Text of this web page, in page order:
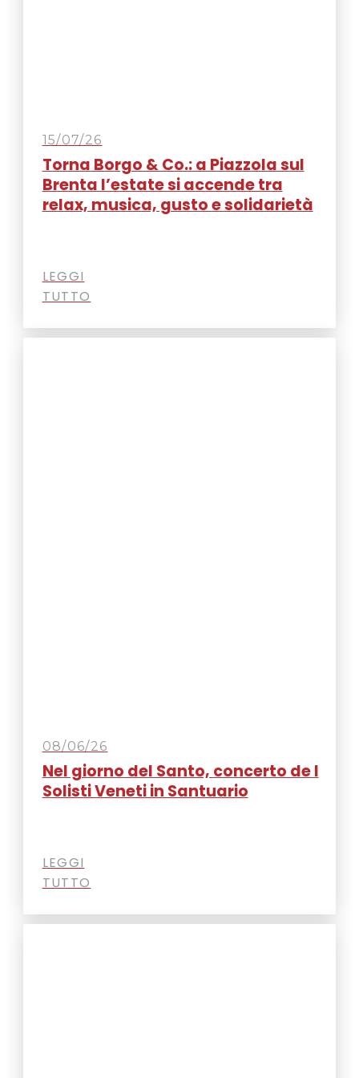
15/07/26
Torna Borgo & Co.: a Piazzola sul
Brenta l’estate si accende tra
relax, musica, gusto e solidarietà
LEGGI
TUTTO
08/06/26
Nel giorno del Santo, concerto de I
Solisti Veneti in Santuario
LEGGI
TUTTO